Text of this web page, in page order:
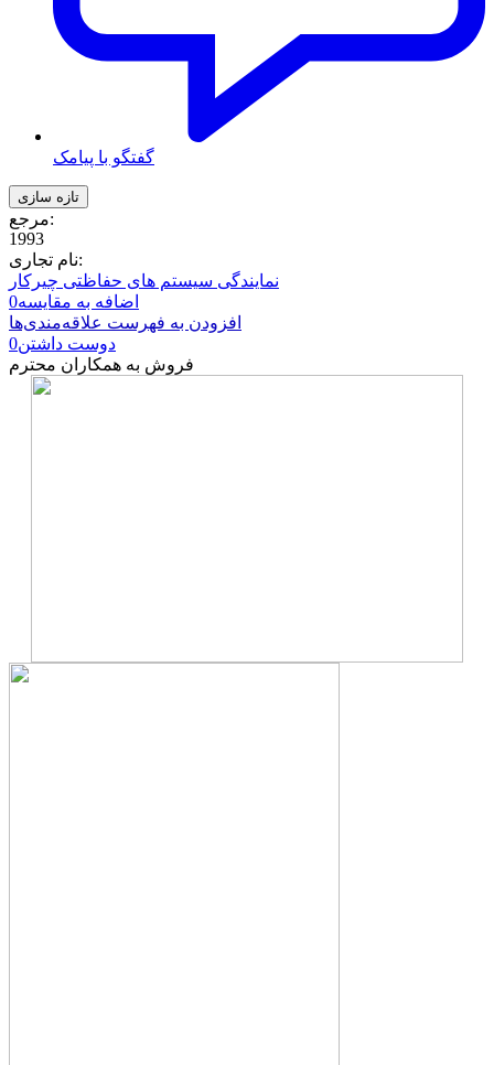
گفتگو با پیامک
مرجع:
1993
نام تجاری:
نمایندگی سیستم های حفاظتی چیرکار
اضافه به مقایسه0
افزودن به فهرست علاقه‌مندی‌ها
دوست داشتن0
فروش به همکاران محترم